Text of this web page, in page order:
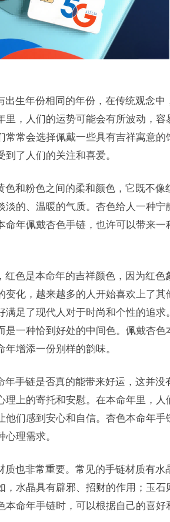
出生年份相同的年份，在传统观念
里，人们的运势可能会有所波动，
常常会选择佩戴一些具有吉祥寓意的
了人们的关注和喜爱。
色和粉色之间的柔和颜色，它既不
淡的、温暖的气质。杏色给人一种
命年佩戴杏色手链，也许可以带来
红色是本命年的吉祥颜色，因为红
变化，越来越多的人开始喜欢上了
满足了现代人对于时尚和个性的追
是一种恰到好处的中间色。佩戴杏
增添一份别样的韵味。
年手链是否真的能带来好运，这并
理上的寄托和安慰。在本命年里，
他们感到安心和自信。杏色本命年手
理需求。
质也非常重要。常见的手链材质有
，水晶具有辟邪、招财的作用；玉
本命年手链时，可以根据自己的喜好